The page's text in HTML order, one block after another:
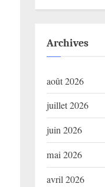
Archives
août 2026
juillet 2026
juin 2026
mai 2026
avril 2026